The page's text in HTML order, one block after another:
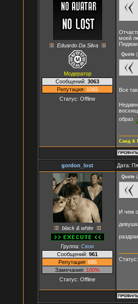
Eduardo Da Silva
Модератор
Сообщений: 3063
Репутация: 1065
Статус: Offline
моей
Quote (
Все
образ
Саид &
gordon_lost Дата:
black & white
Группа: Свои
Сообщений: 961
Репутация: 885
Замечания: 100%
Статус: Offline
Quote (
И чем